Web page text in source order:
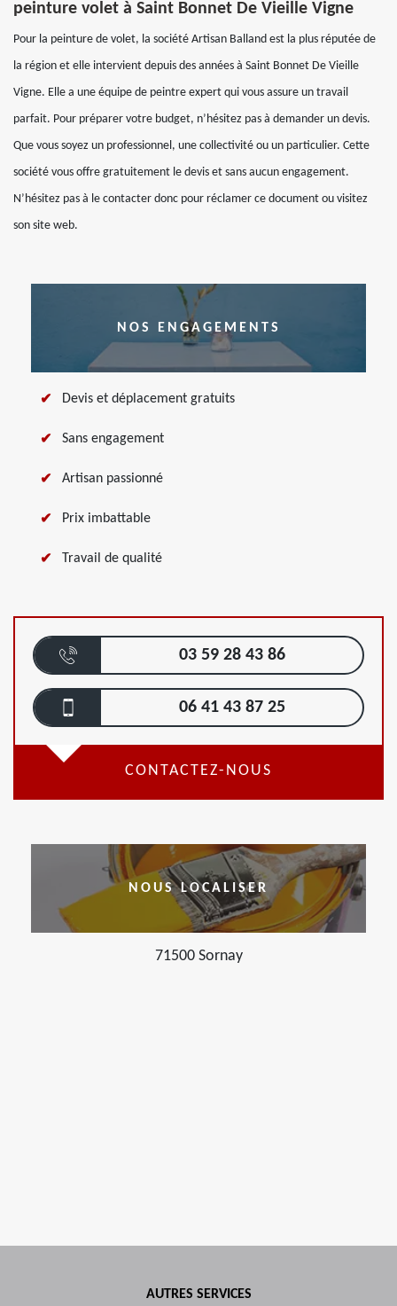
peinture volet à Saint Bonnet De Vieille Vigne
Pour la peinture de volet, la société Artisan Balland est la plus réputée de
la région et elle intervient depuis des années à Saint Bonnet De Vieille
Vigne. Elle a une équipe de peintre expert qui vous assure un travail
parfait. Pour préparer votre budget, n’hésitez pas à demander un devis.
Que vous soyez un professionnel, une collectivité ou un particulier. Cette
société vous offre gratuitement le devis et sans aucun engagement.
N’hésitez pas à le contacter donc pour réclamer ce document ou visitez
son site web.
NOS ENGAGEMENTS
Devis et déplacement gratuits
Sans engagement
Artisan passionné
Prix imbattable
Travail de qualité
03 59 28 43 86
06 41 43 87 25
CONTACTEZ-NOUS
NOUS LOCALISER
71500 Sornay
AUTRES SERVICES